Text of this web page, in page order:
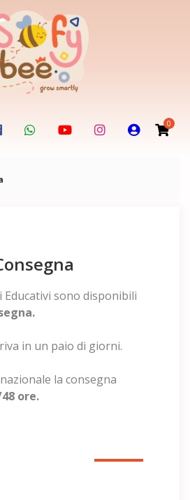
0
Educativi sono disponibili
in un paio di giorni.
la consegna
ore.